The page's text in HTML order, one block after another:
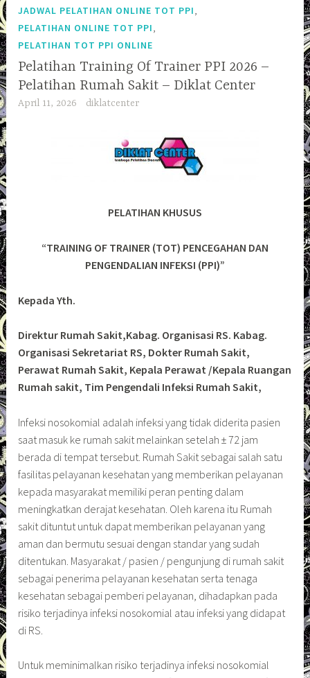
JADWAL PELATIHAN ONLINE TOT PPI
PELATIHAN ONLINE TOT PPI
PELATIHAN TOT PPI ONLINE
Pelatihan Training Of Trainer PPI 2026 –
Pelatihan Rumah Sakit – Diklat Center
April 11, 2026 diklatcenter
PELATIHAN KHUSUS
“TRAINING OF TRAINER (TOT) PENCEGAHAN DAN
PENGENDALIAN INFEKSI (PPI)”
Kepada Yth.
Direktur Rumah Sakit,Kabag. Organisasi RS. Kabag.
Organisasi Sekretariat RS, Dokter Rumah Sakit,
Perawat Rumah Sakit, Kepala Perawat /Kepala Ruangan
Rumah sakit, Tim Pengendali Infeksi Rumah Sakit,
Infeksi nosokomial adalah infeksi yang tidak diderita pasien
saat masuk ke rumah sakit melainkan setelah ± 72 jam
berada di tempat tersebut. Rumah Sakit sebagai salah satu
fasilitas pelayanan kesehatan yang memberikan pelayanan
kepada masyarakat memiliki peran penting dalam
meningkatkan derajat kesehatan. Oleh karena itu Rumah
sakit dituntut untuk dapat memberikan pelayanan yang
aman dan bermutu sesuai dengan standar yang sudah
ditentukan. Masyarakat / pasien / pengunjung di rumah sakit
sebagai penerima pelayanan kesehatan serta tenaga
kesehatan sebagai pemberi pelayanan, dihadapkan pada
risiko terjadinya infeksi nosokomial atau infeksi yang didapat
di RS.
Untuk meminimalkan risiko terjadinya infeksi nosokomial